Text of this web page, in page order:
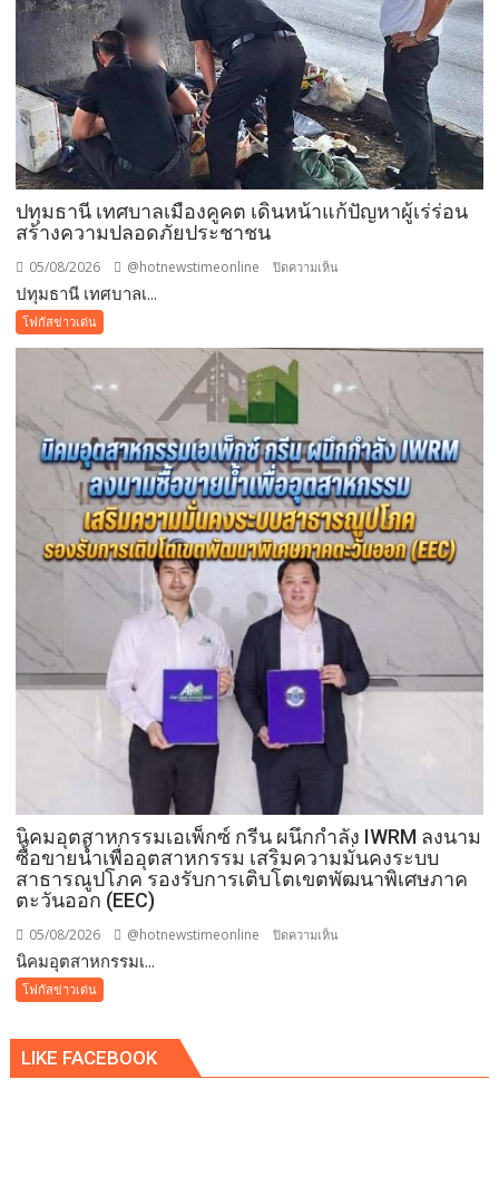
เข้า
ฟรี
สวน
นงนุช
พัทยา
มอบ
ของ
ขวัญ
วัน
ว่า
รัก
พา
แม่
เที่ยว
ปทุมธานี เทศบาลเมืองคูคต เดินหน้าแก้ปัญหาผู้เร่ร่อน
สร้างความปลอดภัยประชาชน
05/08/2026 @hotnewstimeonline ปิดความเห็น
คูคต
เดิน
แก้
ปัญหา
ผู้
เร่ร่อน
สร้าง
ความ
ปทุมธานี เทศบาลเ...
โฟกัสข่าวเด่น
นิคมอุตสาหกรรมเอเพ็กซ์ กรีน ผนึกกำลัง IWRM ลงนาม
ซื้อขายน้ำเพื่ออุตสาหกรรม เสริมความมั่นคงระบบ
สาธารณูปโภค รองรับการเติบโตเขตพัฒนาพิเศษภาค
ตะวันออก (EEC)
05/08/2026 @hotnewstimeonline ปิดความเห็น
ซ์
​นิคมอุตสาหกรรมเ...
โฟกัสข่าวเด่น
LIKE FACEBOOK